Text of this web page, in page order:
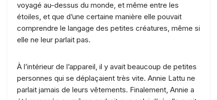
voyagé au-dessus du monde, et même entre les
étoiles, et que d’une certaine manière elle pouvait
comprendre le langage des petites créatures, même si
elle ne leur parlait pas.
À l’intérieur de l’appareil, il y avait beaucoup de petites
personnes qui se déplaçaient très vite. Annie Lattu ne
parlait jamais de leurs vêtements. Finalement, Annie a